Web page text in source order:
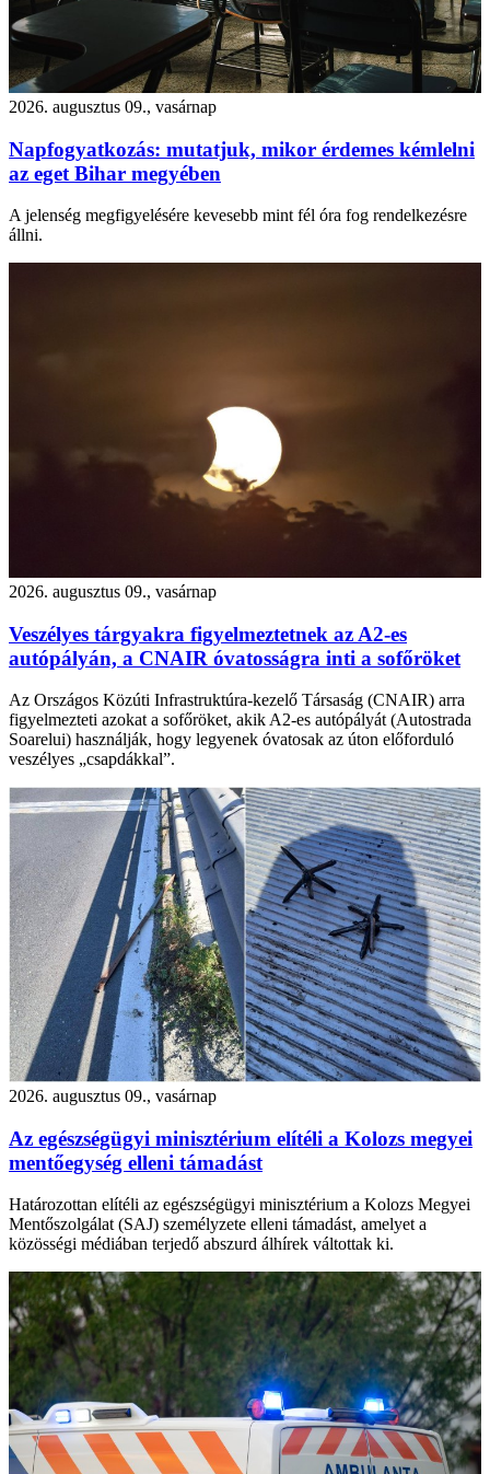
2026. augusztus 09., vasárnap
Napfogyatkozás: mutatjuk, mikor érdemes kémlelni
az eget Bihar megyében
A jelenség megfigyelésére kevesebb mint fél óra fog rendelkezésre
állni.
2026. augusztus 09., vasárnap
Veszélyes tárgyakra figyelmeztetnek az A2-es
autópályán, a CNAIR óvatosságra inti a sofőröket
Az Országos Közúti Infrastruktúra-kezelő Társaság (CNAIR) arra
figyelmezteti azokat a sofőröket, akik A2-es autópályát (Autostrada
Soarelui) használják, hogy legyenek óvatosak az úton előforduló
veszélyes „csapdákkal”.
2026. augusztus 09., vasárnap
Az egészségügyi minisztérium elítéli a Kolozs megyei
mentőegység elleni támadást
Határozottan elítéli az egészségügyi minisztérium a Kolozs Megyei
Mentőszolgálat (SAJ) személyzete elleni támadást, amelyet a
közösségi médiában terjedő abszurd álhírek váltottak ki.